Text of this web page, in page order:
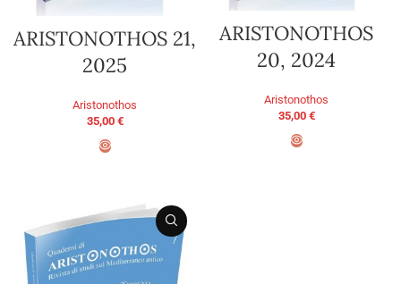
ARISTONOTHOS 21,
2025
Aristonothos
35,00 €
ARISTONOTHOS
20, 2024
Aristonothos
35,00 €